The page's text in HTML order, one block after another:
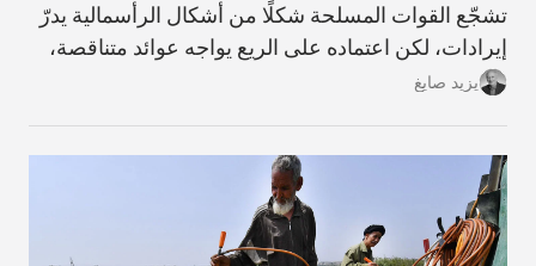
تشجّع القوات المسلحة شكلًا من أشكال الرأسمالية يدرّ
إيرادات، لكن اعتماده على الريع يواجه عوائد متناقصة،
ما يحمّل البلاد تكاليف ضخمة غير قابلة للاسترداد وعوائد
يزيد صايغ